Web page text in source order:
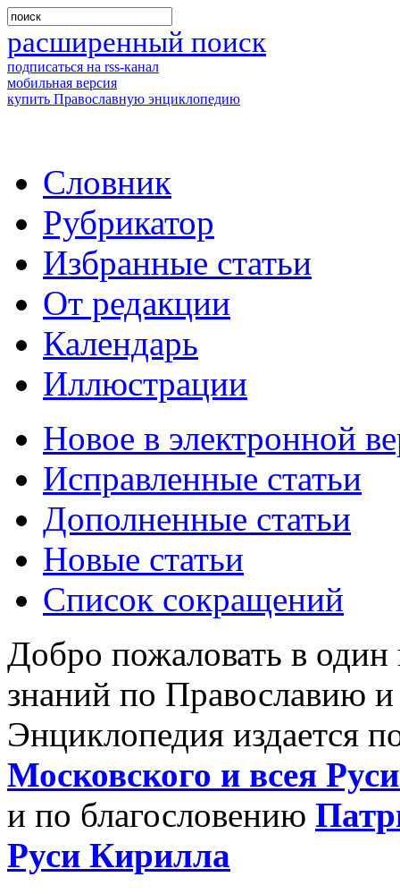
расширенный поиск
подписаться на rss-канал
мобильная версия
купить Православную энциклопедию
Словник
Рубрикатор
Избранные статьи
От редакции
Календарь
Иллюстрации
Новое в электронной
Исправленные статьи
Дополненные статьи
Новые статьи
Список сокращений
Добро пожаловать в
знаний по Православию
Энциклопедия издается
Московского и всея
и по благословению
Руси Кирилла